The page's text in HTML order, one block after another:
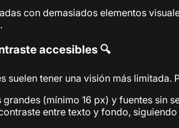
con demasiados elementos
accesibles 🔍
suelen tener una visión más limitada.
(mínimo 16 px) y fuentes sin
entre texto y fondo,